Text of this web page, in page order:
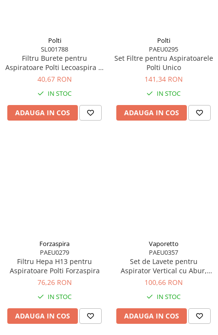
Polti
SL001788
Filtru Burete pentru
Aspiratoare Polti Lecoaspira si
Lecologico
40,67 RON
IN STOC
ADAUGA IN COS
Polti
PAEU0295
Set Filtre pentru Aspiratoarele
Polti Unico
141,34 RON
IN STOC
ADAUGA IN COS
Forzaspira
PAEU0279
Filtru Hepa H13 pentru
Aspiratoare Polti Forzaspira
76,26 RON
IN STOC
ADAUGA IN COS
Vaporetto
PAEU0357
Set de Lavete pentru
Aspirator Vertical cu Abur,
Multifunctional, Polti
100,66 RON
IN STOC
ADAUGA IN COS